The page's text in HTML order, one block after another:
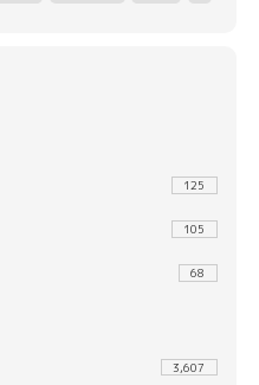
125
105
68
3,607